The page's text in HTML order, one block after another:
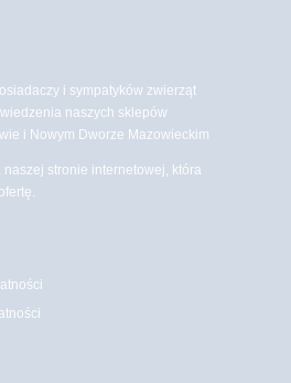
i sympatyków zwierząt
naszych sklepów
i Nowym Dworze Mazowieckim
stronie internetowej, która